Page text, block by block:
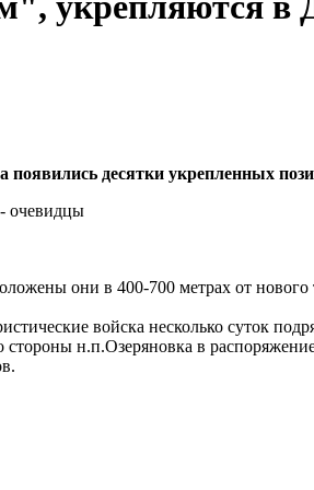
десятки укрепленных
они в 400-700 метрах от
войска несколько суток
н.п.Озеряновка в